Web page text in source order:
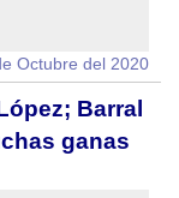
Octubre del 2020
Barral
ganas